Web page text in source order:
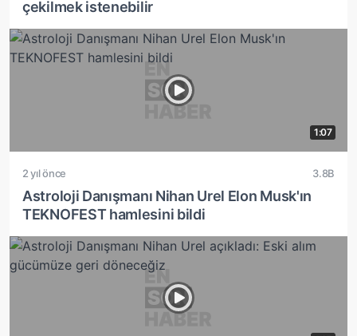
çekilmek istenebilir
1:07
2 yıl önce 3.8B
Astroloji Danışmanı Nihan Urel Elon Musk'ın
TEKNOFEST hamlesini bildi